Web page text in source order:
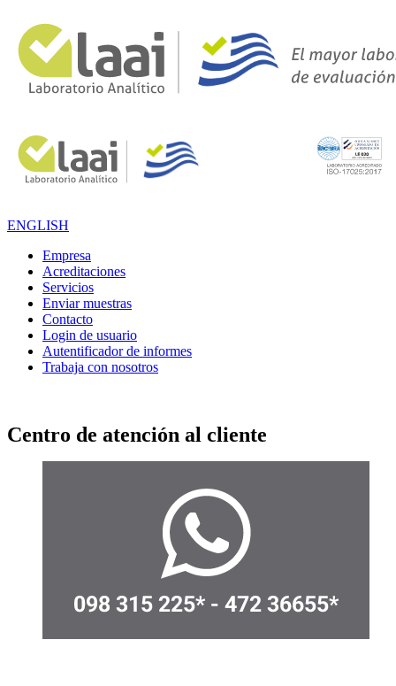
ENGLISH
Empresa
Acreditaciones
Servicios
Enviar muestras
Contacto
Login de usuario
Autentificador de informes
Trabaja con nosotros
Centro de atención al cliente